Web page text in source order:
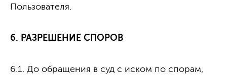
Пользователя.
6. РАЗРЕШЕНИЕ СПОРОВ
6.1. До обращения в суд с иском по спорам,